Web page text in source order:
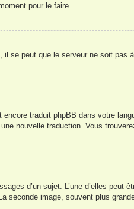
pour le faire.
se peut que le serveur ne soit pas
encore traduit phpBB dans votre
nouvelle traduction. Vous
d’un sujet. L’une d’elles peut
seconde image, souvent plus